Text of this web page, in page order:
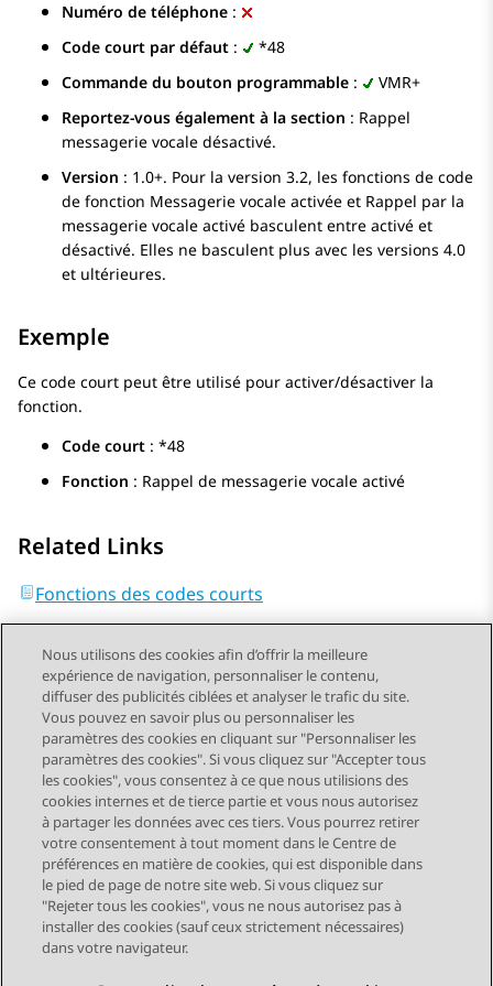
Numéro de téléphone :
Code court par défaut :
*48
Commande du bouton programmable :
VMR+
Reportez-vous également à la section : Rappel
messagerie vocale désactivé.
Version : 1.0+. Pour la version 3.2, les fonctions de code
de fonction Messagerie vocale activée et Rappel par la
messagerie vocale activé basculent entre activé et
désactivé. Elles ne basculent plus avec les versions 4.0
et ultérieures.
Exemple
Ce code court peut être utilisé pour activer/désactiver la
fonction.
Code court : *48
Fonction : Rappel de messagerie vocale activé
Related Links
Fonctions des codes courts
Send Feedback
Navigation par sujet
Sujet précédent Sujet suivant
STAY CONNECTED
Nous utilisons des cookies afin d’offrir la meilleure
expérience de navigation, personnaliser le contenu,
diffuser des publicités ciblées et analyser le trafic du site.
Vous pouvez en savoir plus ou personnaliser les
paramètres des cookies en cliquant sur "Personnaliser les
paramètres des cookies". Si vous cliquez sur "Accepter tous
les cookies", vous consentez à ce que nous utilisions des
cookies internes et de tierce partie et vous nous autorisez
à partager les données avec ces tiers. Vous pourrez retirer
votre consentement à tout moment dans le Centre de
préférences en matière de cookies, qui est disponible dans
le pied de page de notre site web. Si vous cliquez sur
"Rejeter tous les cookies", vous ne nous autorisez pas à
installer des cookies (sauf ceux strictement nécessaires)
dans votre navigateur.